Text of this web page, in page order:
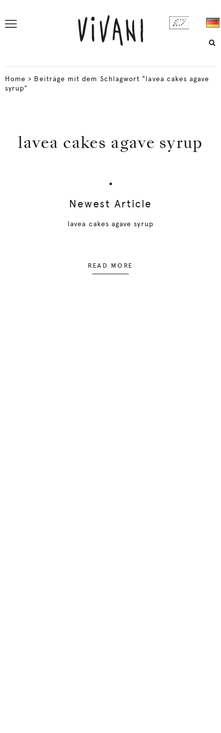
Home > Beiträge mit dem Schlagwort "lavea cakes agave
syrup"
lavea cakes agave syrup
Newest Article
lavea cakes agave syrup
READ MORE